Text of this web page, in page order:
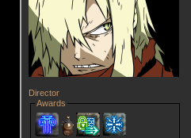
Director
Awards